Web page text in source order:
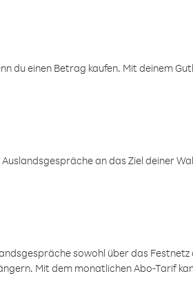
du einen Betrag kaufen. Mit deinem
an das Ziel deiner
sowohl über das
Mit dem monatlichen Abo-Tarif